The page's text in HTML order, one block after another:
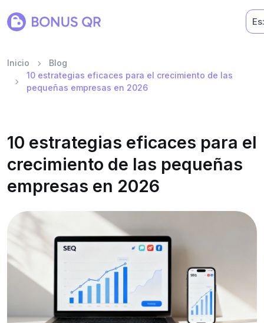
Es:
Inicio
Blog
10 estrategias eficaces para el crecimiento de las
pequeñas empresas en 2026
10 estrategias eficaces para el
crecimiento de las pequeñas
empresas en 2026